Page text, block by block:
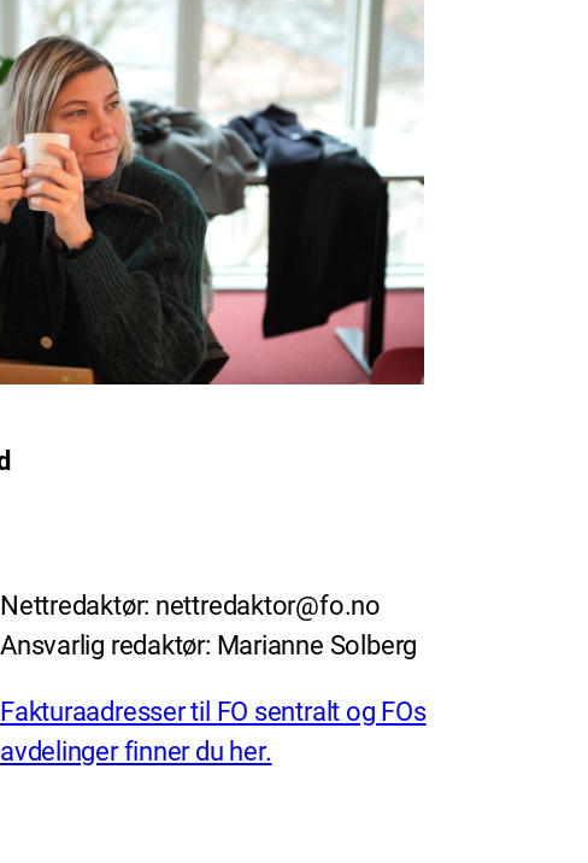
Nettredaktør: nettredaktor@fo.no
Ansvarlig redaktør: Marianne Solberg
Fakturaadresser til FO sentralt og FOs
avdelinger finner du her.